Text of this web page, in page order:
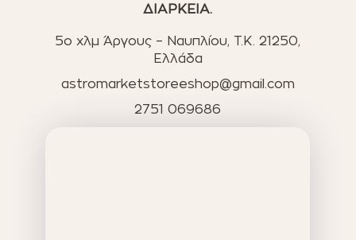
ΔΙΑΡΚΕΙΑ.
5ο χλμ Άργους – Ναυπλίου, T.K. 21250,
Ελλάδα
astromarketstoreeshop@gmail.com
2751 069686